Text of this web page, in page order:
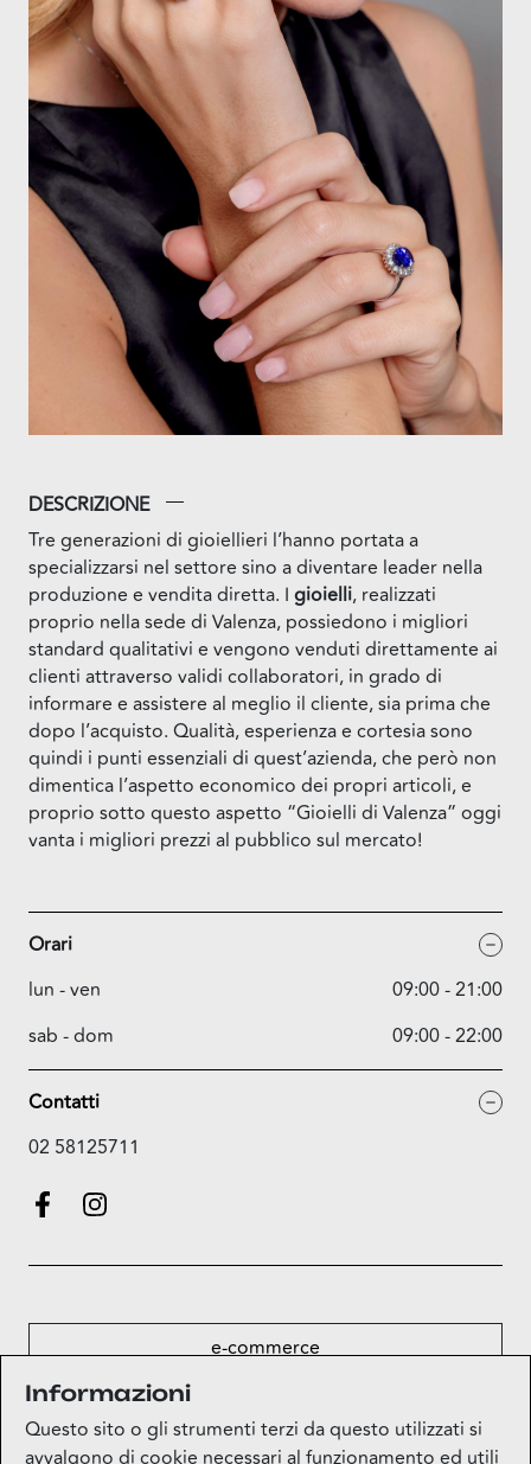
DESCRIZIONE
Tre generazioni di gioiellieri l’hanno portata a
specializzarsi nel settore sino a diventare leader nella
produzione e vendita diretta. I gioielli, realizzati
proprio nella sede di Valenza, possiedono i migliori
standard qualitativi e vengono venduti direttamente ai
clienti attraverso validi collaboratori, in grado di
informare e assistere al meglio il cliente, sia prima che
dopo l’acquisto. Qualità, esperienza e cortesia sono
quindi i punti essenziali di quest’azienda, che però non
dimentica l’aspetto economico dei propri articoli, e
proprio sotto questo aspetto “Gioielli di Valenza” oggi
vanta i migliori prezzi al pubblico sul mercato!
Orari
lun - ven
09:00 - 21:00
sab - dom
09:00 - 22:00
Contatti
02 58125711
e-commerce
mappa
Informazioni
Questo sito o gli strumenti terzi da questo utilizzati si
avvalgono di cookie necessari al funzionamento ed utili